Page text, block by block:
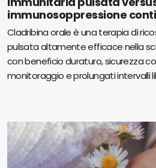
immunosoppressione
Cladribina orale è una terapia di
pulsata altamente efficace nella
con beneficio duraturo, sicurezza
monitoraggio e prolungati